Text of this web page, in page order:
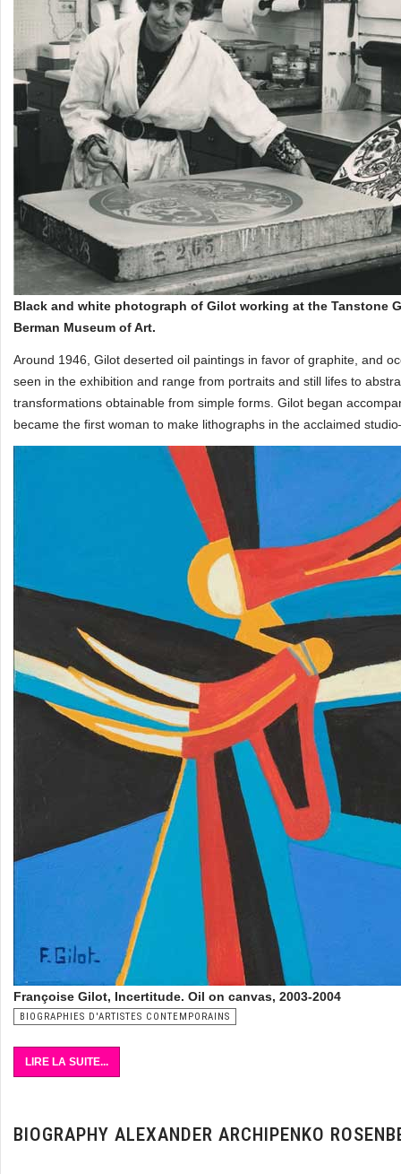
Black and white photograph of Gilot working at the Tanstone
Berman Museum of Art.
Around 1946, Gilot deserted oil paintings in favor of graphite, and
seen in the exhibition and range from portraits and still lifes to
transformations obtainable from simple forms. Gilot began
became the first woman to make lithographs in the acclaimed
Françoise Gilot, Incertitude. Oil on canvas, 2003-2004
BIOGRAPHIES D'ARTISTES CONTEMPORAINS
LIRE LA SUITE...
BIOGRAPHY ALEXANDER ARCHIPENKO